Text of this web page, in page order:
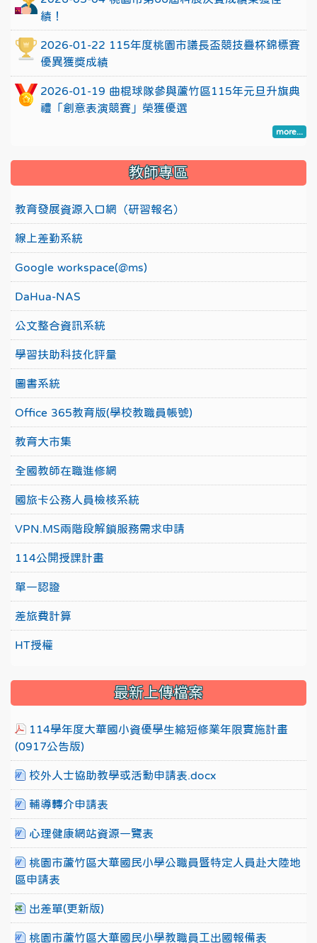
績！
2026-01-22 115年度桃園市議長盃競技疊杯錦標賽
優異獲獎成績
2026-01-19 曲棍球隊參與蘆竹區115年元旦升旗典
禮「創意表演競賽」榮獲優選
more...
教師專區
教育發展資源入口網（研習報名）
線上差勤系統
Google workspace(@ms)
DaHua-NAS
公文整合資訊系統
學習扶助科技化評量
圖書系統
Office 365教育版(學校教職員帳號)
教育大市集
全國教師在職進修網
國旅卡公務人員檢核系統
VPN.MS兩階段解鎖服務需求申請
114公開授課計畫
單一認證
差旅費計算
HT授權
最新上傳檔案
114學年度大華國小資優學生縮短修業年限實施計畫
(0917公告版)
校外人士協助教學或活動申請表.docx
輔導轉介申請表
心理健康網站資源一覽表
桃園市蘆竹區大華國民小學公職員暨特定人員赴大陸地
區申請表
出差單(更新版)
桃園市蘆竹區大華國民小學教職員工出國報備表